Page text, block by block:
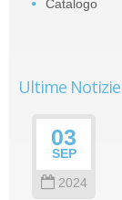
Catalogo
Ultime Notizie
03
SEP
2024